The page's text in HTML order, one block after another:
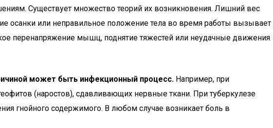
Существует множество теорий их возникновения. Лишний вес
осанки или неправильное положение тела во время работы вызывает
перенапряжение мышц, поднятие тяжестей или неудачные движения
может быть инфекционный процесс. Например, при
(наростов), сдавливающих нервные ткани. При туберкулезе
гнойного содержимого. В любом случае возникает боль в